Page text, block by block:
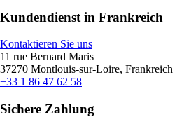
Kundendienst in Frankreich
Kontaktieren Sie uns
11 rue Bernard Maris
37270 Montlouis-sur-Loire, Frankreich
+33 1 86 47 62 58
Sichere Zahlung